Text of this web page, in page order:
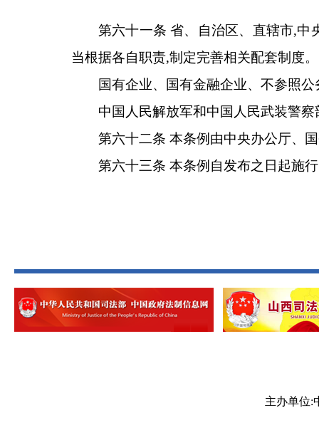
第六十一条 省、自治区、直辖市,中
当根据各自职责,制定完善相关配套制度。
国有企业、国有金融企业、不参照
中国人民解放军和中国人民武装警
第六十二条 本条例由中央办公厅、
第六十三条 本条例自发布之日起施
主办单位: